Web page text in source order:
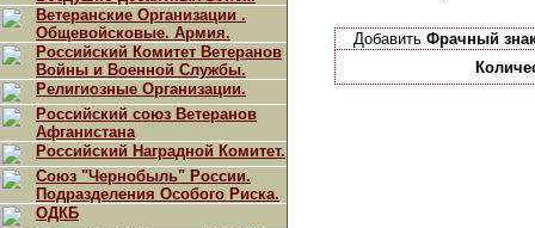
Ветеранские Организации .
Общевойсковые. Армия.
Российский Комитет Ветеранов
Войны и Военной Службы.
Религиозные Организации.
Российский союз Ветеранов
Афганистана
Российский Наградной Комитет.
Союз "Чернобыль" России.
Подразделения Особого Риска.
ОДКБ
Добавить Фрачный